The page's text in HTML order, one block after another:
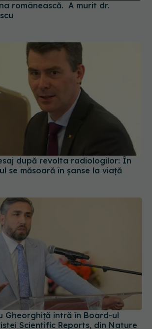
românească. A murit dr.
după revolta radiologilor: În
se măsoară în șanse la viață
Gheorghiță intră în Board-ul
Scientific Reports, din Nature